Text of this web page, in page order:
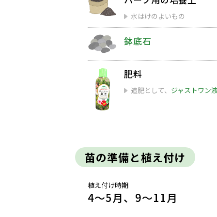
水はけのよいもの
鉢底石
肥料
追肥として、 ジャストワン
苗の準備と植え付け
植え付け時期
4～5月、9～11月